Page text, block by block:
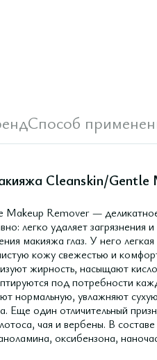
Способ
Cleanskin/Gentle
Remover —
легко удаляет
макияжа глаз. У него
кожу свежестью и
жирность, насыщают
под потребности
нормальную, увлажняют
Еще один отличительный
чая и вербены. В
оксибензона,